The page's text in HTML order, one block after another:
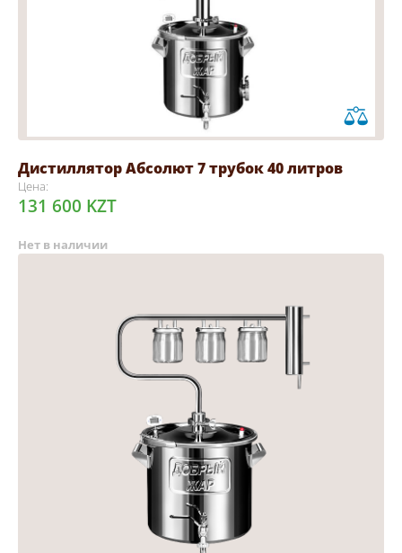
Дистиллятор Абсолют 7 трубок 40 литров
Цена:
131 600 KZT
Нет в наличии